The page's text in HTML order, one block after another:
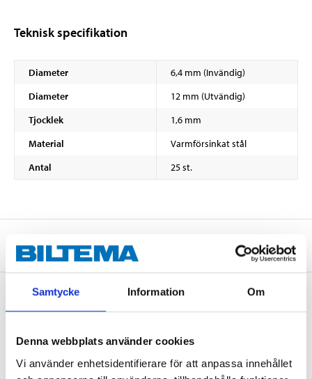
Samtycke Information Om
Denna webbplats använder cookies
Vi använder enhetsidentifierare för att anpassa innehållet
Teknisk specifikation
Diameter
6,4 mm (Invändig)
Diameter
12 mm (Utvändig)
Tjocklek
1,6 mm
Material
Varmförsinkat stål
Antal
25 st.
Om tillverkaren
Köp & Hämta i ditt varuhus inom 2 timmar! För mer information om
tjänsten och våra villkor.